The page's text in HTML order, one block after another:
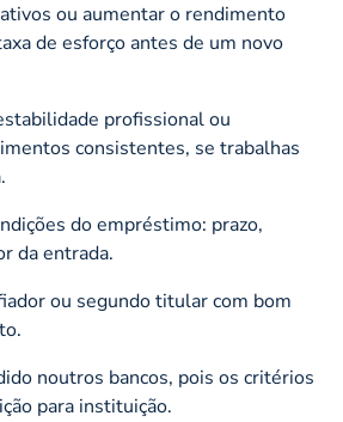
ou aumentar o rendimento
de esforço antes de um novo
profissional ou
consistentes, se trabalhas
do empréstimo: prazo,
da entrada.
ou segundo titular com bom
noutros bancos, pois os critérios
para instituição.